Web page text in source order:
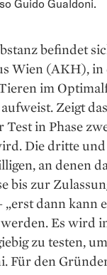
Guido Gualdoni.
befindet
Wien (AKH), in
im
Zeigt das
in Phase
Die dritte
an denen
bis zur
„erst dann kann
Es wird
zu testen,
Für den